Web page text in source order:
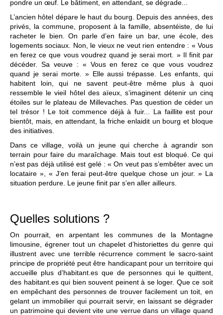
pondre un œuf. Le bâtiment, en attendant, se dégrade...
L’ancien hôtel dépare le haut du bourg. Depuis des années, des
privés, la commune, proposent à la famille, absentéiste, de lui
racheter le bien. On parle d’en faire un bar, une école, des
logements sociaux. Non, le vieux ne veut rien entendre : « Vous
en ferez ce que vous voudrez quand je serai mort. » Il finit par
décéder. Sa veuve : « Vous en ferez ce que vous voudrez
quand je serai morte. » Elle aussi trépasse. Les enfants, qui
habitent loin, qui ne savent peut-être même plus à quoi
ressemble le vieil hôtel des aïeux, s’imaginent détenir un cinq
étoiles sur le plateau de Millevaches. Pas question de céder un
tel trésor ! Le toit commence déjà à fuir... La faillite est pour
bientôt, mais, en attendant, la friche enlaidit un bourg et bloque
des initiatives.
Dans ce village, voilà un jeune qui cherche à agrandir son
terrain pour faire du maraîchage. Mais tout est bloqué. Ce qui
n’est pas déjà utilisé est gelé : « On veut pas s’embêter avec un
locataire », « J’en ferai peut-être quelque chose un jour. » La
situation perdure. Le jeune finit par s’en aller ailleurs.
Quelles solutions ?
On pourrait, en arpentant les communes de la Montagne
limousine, égrener tout un chapelet d’historiettes du genre qui
illustrent avec une terrible récurrence comment le sacro-saint
principe de propriété peut être handicapant pour un territoire qui
accueille plus d’habitant.es que de personnes qui le quittent,
des habitant.es qui bien souvent peinent à se loger. Que ce soit
en empêchant des personnes de trouver facilement un toit, en
gelant un immobilier qui pourrait servir, en laissant se dégrader
un patrimoine qui devient vite une verrue dans un village quand